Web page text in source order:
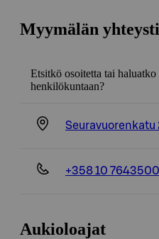
Myymälän
Etsitkö osoitetta tai
henkilökuntaan?
+358 10 7643500
Aukioloajat